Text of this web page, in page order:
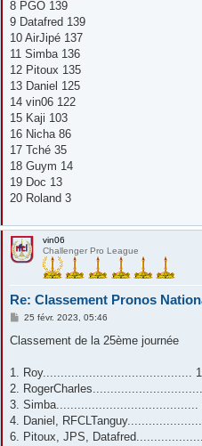
8 PGO 139
9 Datafred 139
10 AirJipé 137
11 Simba 136
12 Pitoux 135
13 Daniel 125
14 vin06 122
15 Kaji 103
16 Nicha 86
17 Tché 35
18 Guym 14
19 Doc 13
20 Roland 3
vin06
Challenger Pro League
Re: Classement Pronos
M
s
g
25 févr. 2023, 05:46
Classement de la 25ème journée
1. Roy..........................................
2.
3. Simba........................................
4. Daniel,
6. Pitoux, JPS,